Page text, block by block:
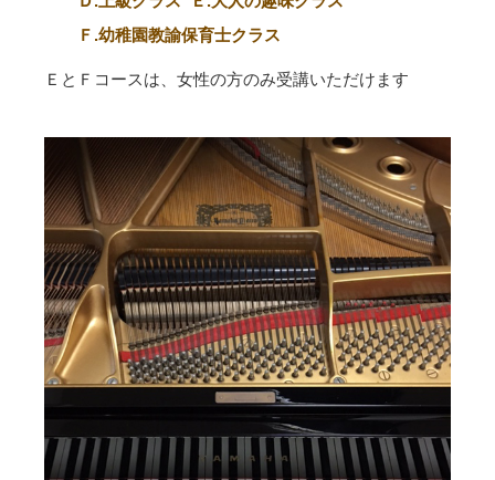
Ｆ .幼稚園教諭保育士クラス
ＥとＦコースは、女性の方のみ受講いただけます